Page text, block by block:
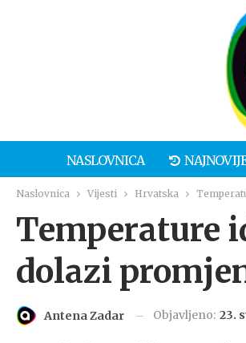
NASLOVNICA
Naslovnica Vijesti Hrvatska
Temperature
dolazi
Antena Zadar Objavljeno: 23.